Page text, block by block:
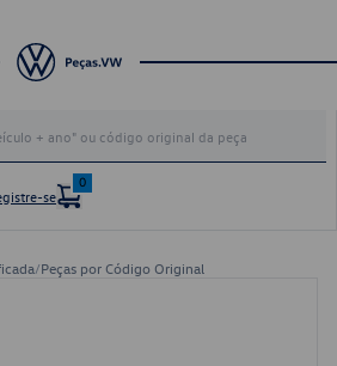
se
0
/Peças por Código Original